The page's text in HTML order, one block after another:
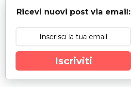
Ricevi nuovi post via email:
Iscriviti